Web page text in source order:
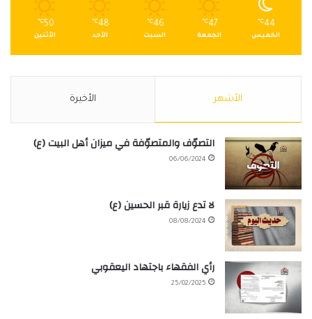
44
℃
الخميس
47
℃
الجمعة
46
℃
السبت
48
℃
الأحد
50
℃
الأثنين
الأشهر الأخيرة
التصوّف والمتصوّفة في ميزان أهل البيت (ع)
06/06/2024
لا تدع زيارة قبر الحسين (ع)
08/08/2024
رأي الفقهاء باجتهاد اليعقوبي
25/02/2025